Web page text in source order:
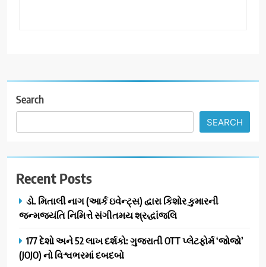
Search
SEARCH
Recent Posts
ડો. મિતાલી નાગ (આર્ક ઇવેન્ટ્સ) દ્વારા કિશોર કુમારની
જન્મજયંતિ નિમિત્તે સંગીતમય શ્રદ્ધાંજલિ
177 દેશો અને 52 લાખ દર્શકો: ગુજરાતી OTT પ્લેટફોર્મ ‘જોજો’
(JOJO) નો વિશ્વભરમાં દબદબો